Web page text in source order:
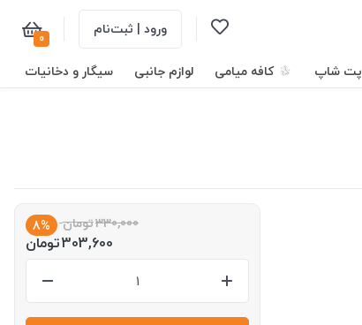
ورود | ثبت‌نام 0
پت شاپ کافه میامی لوازم جانبی سیگار و دخانیات
330,000تومان 8%
303,600تومان